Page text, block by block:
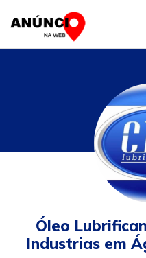
Óleo
Industrias em